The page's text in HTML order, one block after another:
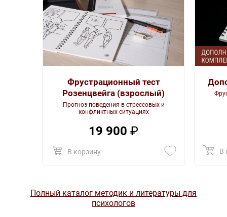
Фрустрационный тест
Розенцвейга (взрослый)
Прогноз поведения в стрессовых и
конфликтных ситуациях
19 900 ₽
В корзину В
Полный каталог методик и литературы для
психологов